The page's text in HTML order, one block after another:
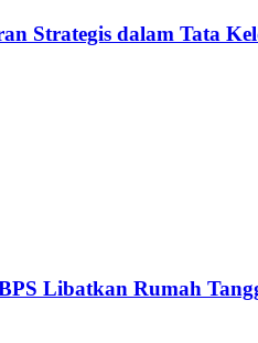
Strategis dalam Tata
Libatkan Rumah